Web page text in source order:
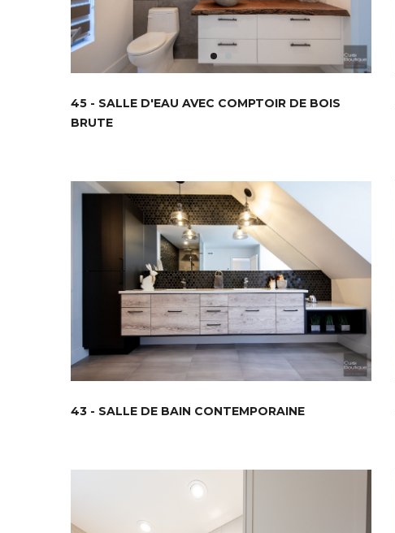
45 - SALLE D'EAU AVEC COMPTOIR DE BOIS
BRUTE
43 - SALLE DE BAIN CONTEMPORAINE